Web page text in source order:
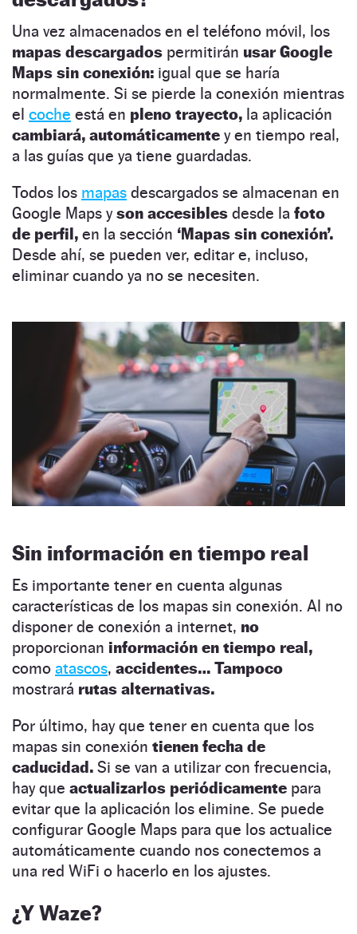
Una vez almacenados en el teléfono móvil, los
mapas descargados permitirán usar Google
Maps sin conexión: igual que se haría
normalmente. Si se pierde la conexión mientras
el coche está en pleno trayecto, la aplicación
cambiará, automáticamente y en tiempo real,
a las guías que ya tiene guardadas.
Todos los mapas descargados se almacenan en
Google Maps yson accesibles desde la foto
de perfil, en la sección ‘Mapas sin conexión’.
Desde ahí, se pueden ver, editar e, incluso,
eliminar cuando ya no se necesiten.
Sin información en tiempo real
Es importante tener en cuenta algunas
características de los mapas sin conexión. Al no
disponer de conexión a internet, no
proporcionan información en tiempo real,
como atascos, accidentes… Tampoco
mostrará rutas alternativas.
Por último, hay que tener en cuenta que los
mapas sin conexión tienen fecha de
caducidad. Si se van a utilizar con frecuencia,
hay que actualizarlos periódicamente para
evitar que la aplicación los elimine. Se puede
configurar Google Maps para que los actualice
automáticamente cuando nos conectemos a
una red WiFi o hacerlo en los ajustes.
¿Y Waze?